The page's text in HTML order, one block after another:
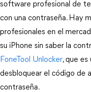
software profesional de
con una contraseña. Hay
profesionales en el
su iPhone sin saber la
FoneTool Unlocker, que
desbloquear el código de
contraseña.